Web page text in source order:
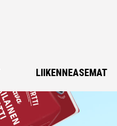
LIIKENNEASEMAT